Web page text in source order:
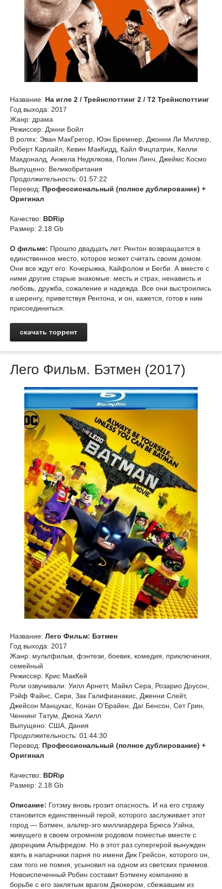
Название: На игле 2 / Трейнспоттинг 2 / Т2 Трейнспоттинг
Год выхода: 2017
Жанр: драма
Режиссер: Дэнни Бойл
В ролях: Эван МакГрегор, Юэн Бремнер, Джонни Ли Миллер,
Роберт Карлайл, Кевин МакКидд, Кайл Фицпатрик, Келли
Макдоналд, Анжела Недялкова, Полин Линч, Джеймс Космо
Выпущено: Великобритания
Продолжительность: 01:57:22
Перевод: Профессиональный (полное дублирование) +
Оригинал
Качество: BDRip
Размер: 2.18 Gb
О фильме: Прошло двадцать лет. Рентон возвращается в
единственное место, которое может считать своим домом.
Они все ждут его: Кочерыжка, Кайфолом и Бегби. А вместе с
ними другие старые знакомые: месть и страх, ненависть и
любовь, дружба, сожаление и надежда. Все они выстроились
в шеренгу, приветствуя Рентона, и он, кажется, готов к ним
присоединиться.
скачать торрент
Лего Фильм. Бэтмен (2017)
Название: Лего Фильм: Бэтмен
Год выхода: 2017
Жанр: мультфильм, фэнтези, боевик, комедия, приключения,
семейный
Режиссер: Крис МакКей
Роли озвучивали: Уилл Арнетт, Майкл Сера, Розарио Доусон,
Рэйф Файнс, Сири, Зак Галифианакис, Дженни Слейт,
Джейсон Манцукас, Конан О’Брайен, Даг Бенсон, Сет Грин,
Ченнинг Татум, Джона Хилл
Выпущено: США, Дания
Продолжительность: 01:44:30
Перевод: Профессиональный (полное дублирование) +
Оригинал
Качество: BDRip
Размер: 2.18 Gb
Описание: Готэму вновь грозит опасность. И на его стражу
становится единственный герой, которого заслуживает этот
город — Бэтмен, альтер-эго миллиардера Брюса Уэйна,
живущего в своем огромном родовом поместье вместе с
дворецким Альфредом. Но в этот раз супергерой вынужден
взять в напарники парня по имени Дик Грейсон, которого он,
сам того не помня, усыновил на одном из светских приемов.
Новоиспеченный Робин составит Бэтмену компанию в
борьбе с его заклятым врагом Джокером, сбежавшим из